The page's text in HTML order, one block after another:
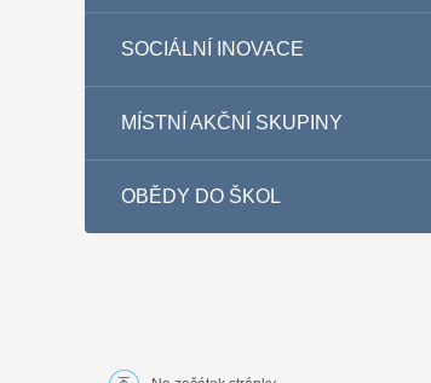
SOCIÁLNÍ INOVACE
MÍSTNÍ AKČNÍ SKUPINY
OBĚDY DO ŠKOL